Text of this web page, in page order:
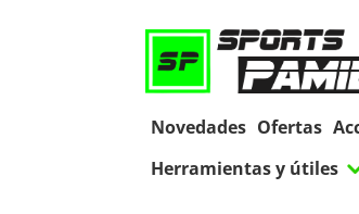
Novedades Ofertas
Herramientas y útiles